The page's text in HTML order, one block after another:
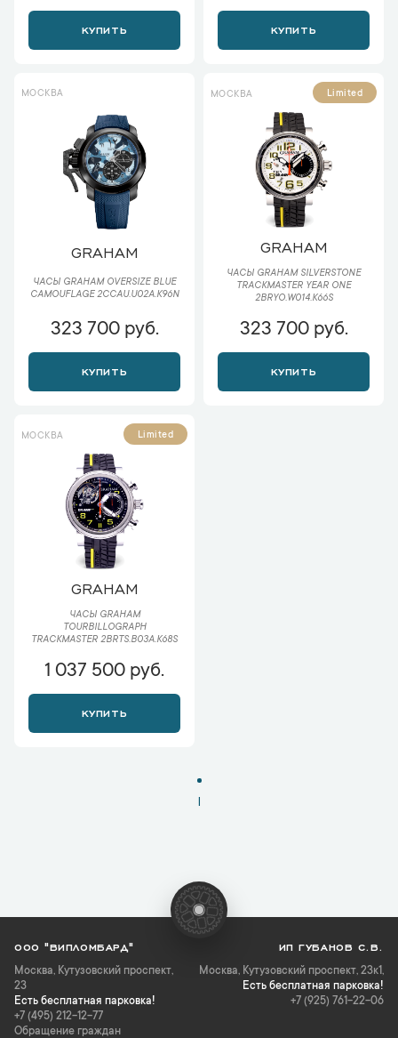
КУПИТЬ КУПИТЬ
МОСКВА
GRAHAM
ЧАСЫ GRAHAM OVERSIZE BLUE
CAMOUFLAGE 2CCAU.U02A.K96N
323 700 руб.
КУПИТЬ
МОСКВА Limited
GRAHAM
ЧАСЫ GRAHAM SILVERSTONE
TRACKMASTER YEAR ONE
2BRYO.W014.K66S
323 700 руб.
КУПИТЬ
МОСКВА Limited
GRAHAM
ЧАСЫ GRAHAM
TOURBILLOGRAPH
TRACKMASTER 2BRTS.B03A.K68S
1 037 500 руб.
КУПИТЬ
1
ООО "ВИПЛОМБАРД"
Москва, Кутузовский проспект,
23
Есть бесплатная парковка!
+7 (495) 212-12-77
Обращение граждан
ИП ГУБАНОВ С.В.
Москва, Кутузовский проспект, 23к1,
Есть бесплатная парковка!
+7 (925) 761-22-06